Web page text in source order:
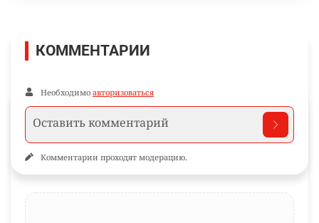
КОММЕНТАРИИ
Необходимо авторизоваться
Комментарии проходят модерацию.